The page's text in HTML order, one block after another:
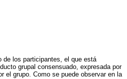
de los participantes, el que está
grupal consensuado, expresada por
el grupo. Como se puede observar en la